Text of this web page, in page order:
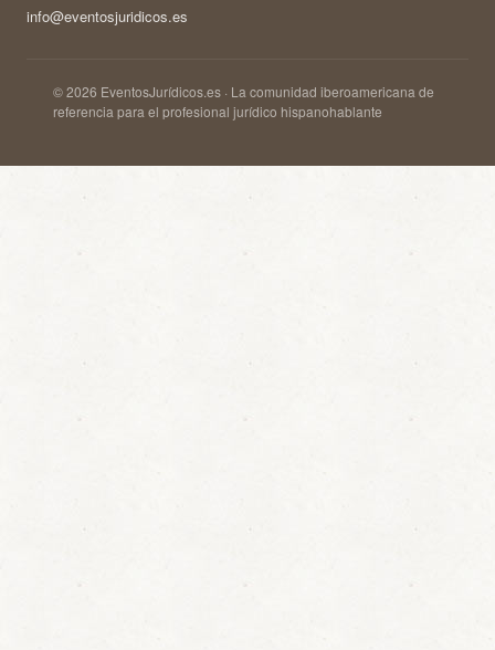
info@eventosjuridicos.es
© 2026 EventosJurídicos.es · La comunidad iberoamericana de
referencia para el profesional jurídico hispanohablante